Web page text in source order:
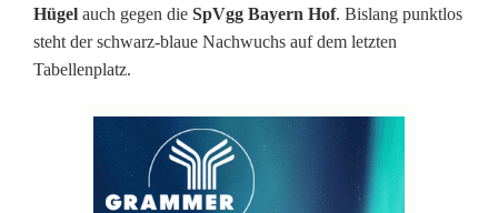
e
r
Hügel auch gegen die SpVgg Bayern Hof. Bislang punktlos
steht der schwarz-blaue Nachwuchs auf dem letzten
Tabellenplatz.